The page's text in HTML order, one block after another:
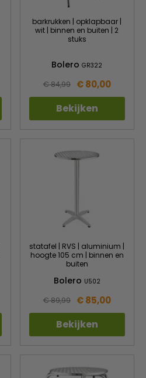
barkrukken | opklapbaar |
wit | binnen en buiten | 2
stuks
BoleroGR322
€ 84,99 € 80,00
Bekijken
statafel | RVS | aluminium |
hoogte 105 cm | binnen en
buiten
Bolero U502
€ 89,99 € 85,00
Bekijken